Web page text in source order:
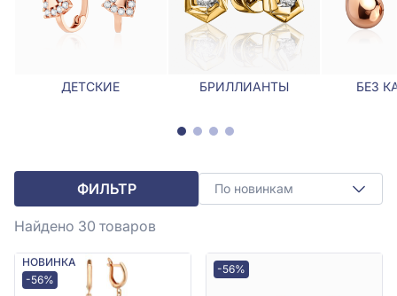
ДЕТСКИЕ БРИЛЛИАНТЫ БЕЗ
ФИЛЬТР По новинкам
Найдено 30 товаров
НОВИНКА
-56%
-56%